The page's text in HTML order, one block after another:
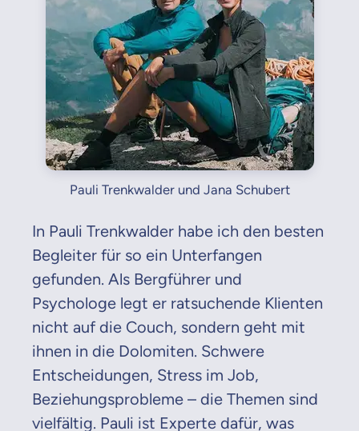
In Pauli Trenkwalder habe ich den besten
Begleiter für so ein Unterfangen
gefunden. Als Bergführer und
Psychologe legt er ratsuchende Klienten
nicht auf die Couch, sondern geht mit
ihnen in die Dolomiten. Schwere
Entscheidungen, Stress im Job,
Beziehungsprobleme – die Themen sind
vielfältig. Pauli ist Experte dafür, was
Pauli Trenkwalder und Jana Schubert